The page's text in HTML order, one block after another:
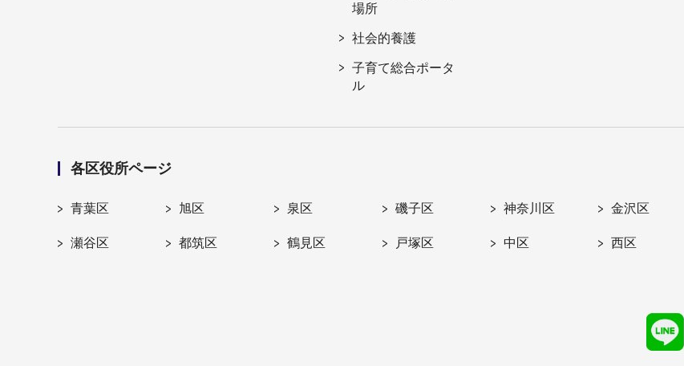
場所
社会的養護
子育て総合ポータ
ル
各区役所ページ
青葉区 旭区 泉区 磯子区 神奈川区 金沢区
瀬谷区 都筑区 鶴見区 戸塚区 中区 西区